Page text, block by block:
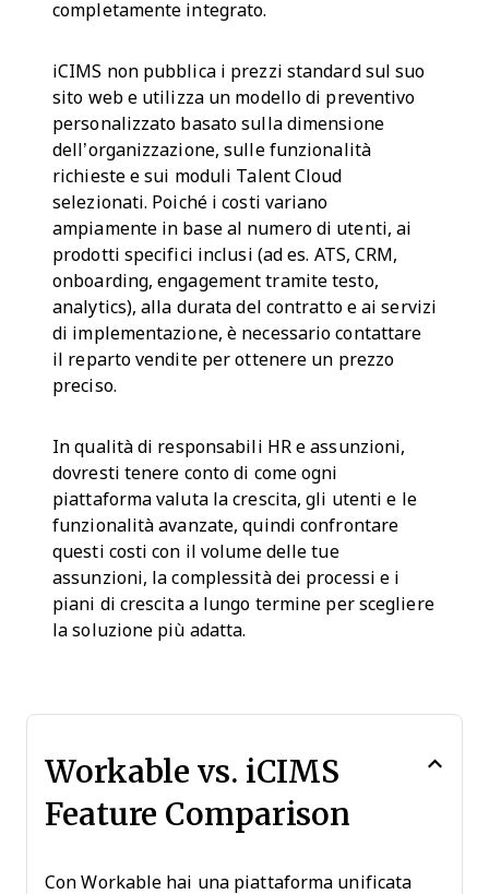
completamente integrato.
iCIMS non pubblica i prezzi standard sul suo
sito web e utilizza un modello di preventivo
personalizzato basato sulla dimensione
dell’organizzazione, sulle funzionalità
richieste e sui moduli Talent Cloud
selezionati. Poiché i costi variano
ampiamente in base al numero di utenti, ai
prodotti specifici inclusi (ad es. ATS, CRM,
onboarding, engagement tramite testo,
analytics), alla durata del contratto e ai servizi
di implementazione, è necessario contattare
il reparto vendite per ottenere un prezzo
preciso.
In qualità di responsabili HR e assunzioni,
dovresti tenere conto di come ogni
piattaforma valuta la crescita, gli utenti e le
funzionalità avanzate, quindi confrontare
questi costi con il volume delle tue
assunzioni, la complessità dei processi e i
piani di crescita a lungo termine per scegliere
la soluzione più adatta.
Workable vs. iCIMS
Feature Comparison
Con Workable hai una piattaforma unificata